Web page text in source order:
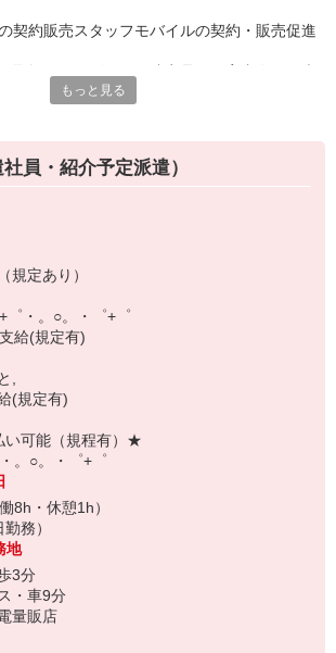
たいあなたの味方です♪
ろ】
業系
・仕分け・加工・組立・検査
ロウ・ネイリスト・エステ
販売・個別指導塾・人材紹介
ープニング・官公庁案件
など
】
ホでカンタン面接OK！
でスピード対応。
軽にご相談ください！
契約販売スタッフモバイルの契約・販売促進
ョン・クレジットカードなど）
ロー有り
予算を皆で追います
一部販路）
もっと見る
員・紹介予定派遣）
規定あり）
゜・。○。・゜+゜
給(規定有)
,
(規定有)
可能（規程有）★
。○。・゜+゜
8h・休憩1h）
務）
地
3分
・車9分
量販店